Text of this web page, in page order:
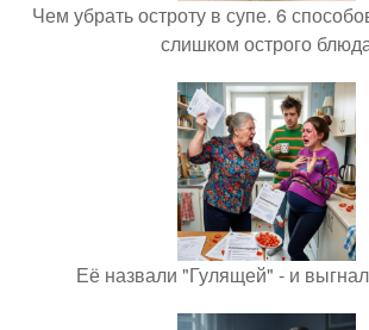
Чем убрать остроту в супе. 6
слишком острого
Её назвали "Гулящей" - и